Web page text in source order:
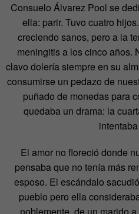
Consuelo Álvarez Pool se
ella: parir. Tuvo cuatro
creciendo sanos, pero a la
meningitis a los cinco años.
clavo dolería siempre en su
consumirse un pedazo de
puñado de monedas para
quedaba un drama: la
El amor no floreció donde
pensaba que no tenía más
esposo. El escándalo
pueblo pero ella